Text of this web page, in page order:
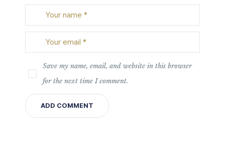
Save my name, email, and website in this browser
for the next time I comment.